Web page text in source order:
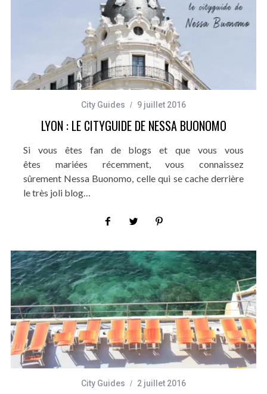
City Guides 9 juillet 2016
LYON : LE CITYGUIDE DE NESSA BUONOMO
Si vous êtes fan de blogs et que vous vous
êtes mariées récemment, vous connaissez
sûrement Nessa Buonomo, celle qui se cache derrière
le très joli blog…
City Guides 2 juillet 2016